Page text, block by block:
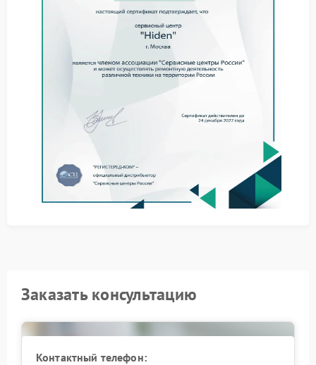
обеспечивать резервное электроснабжение.
Эксплуатация оборудования с дефектом схемы
зарядки повышает риск внезапной потери питания
Методы выявления проблемы
Считывают параметры зарядного тока и
напряжения с панели управления.
Оценивают состояние аккумулятора и его реакцию
Тестируют схему выпрямителя при разных уровнях
нагрузки.
Фиксируют отклонения в работе контроллера
Сервисный центр Hiden располагает необходимым
зарядной цепи. Инженеры последовательно
проверяют каждый элемент схемы, чтобы выявить
первопричину отклонения.
Заказать консультацию
Контактный телефон: